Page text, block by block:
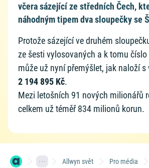
včera sázející ze středních Čech,
náhodným tipem dva sloupečky se
Protože sázející ve druhém
ze šesti vylosovaných a k tomu číslo
může už nyní přemýšlet, jak naloží s
2 194 895 Kč.
Mezi letošních 91 nových milionářů
celkem už téměř 834 milionů korun.
Allwyn svět Pro média